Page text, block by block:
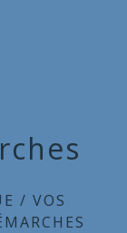
/ VOS